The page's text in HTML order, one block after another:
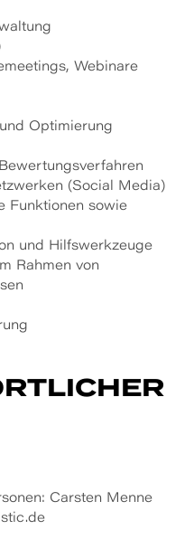
Webinare
Optimierung
(Social Media)
Funktionen sowie
und Hilfswerkzeuge
Rahmen von
Carsten Menne